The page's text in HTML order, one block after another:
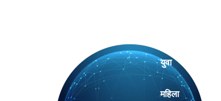
युवा
महिला